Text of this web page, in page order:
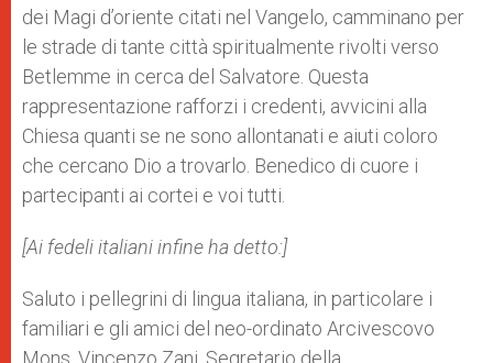
dei Magi d’oriente citati nel Vangelo, camminano per
le strade di tante città spiritualmente rivolti verso
Betlemme in cerca del Salvatore. Questa
rappresentazione rafforzi i credenti, avvicini alla
Chiesa quanti se ne sono allontanati e aiuti coloro
che cercano Dio a trovarlo. Benedico di cuore i
partecipanti ai cortei e voi tutti.
[Ai fedeli italiani infine ha detto:]
Saluto i pellegrini di lingua italiana, in particolare i
familiari e gli amici del neo-ordinato Arcivescovo
Mons. Vincenzo Zani, Segretario della